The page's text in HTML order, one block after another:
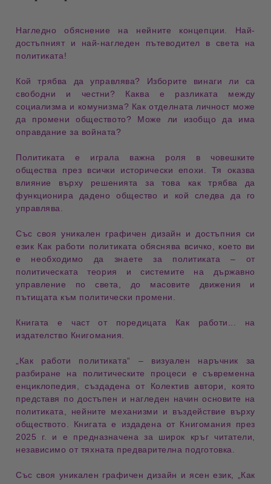
Нагледно обяснение на нейните концепции . Най-
достъпният и най-нагледен пътеводител
в света на
политиката!
Кой трябва дауправлява? Изборите винаги ли са
свободни и честни? Каква е разликата между
социализма и комунизма? Как отделната личност може
да промени обществото? Може ли изобщо да има
оправдание за войната?
Политиката
е играла важна роля в човешките
общества през всички исторически епохи
. Тя оказва
влияние върху решенията
за това как трябва да
функционира дадено общество и кой следва да го
управлява
Със своя уникален графичен дизайн и достъпния си
език Как работи политиката обяснява всичко, което ви
е необходимо да знаете за политиката
– от
политическата теория
исистемите на държавно
управление
по света, до масовите движения и
пътищата към политически промени
Книгата е част от поредицата Как работи...
на
издателство Книгомания
„Как работи политиката“ – визуален наръчник за
разбиране на политическите процеси е съвременна
енциклопедия, създадена от Колектив автори , която
представя по достъпен и нагледен начиносновите на
политиката
, нейните механизми и въздействие върху
обществото. Книгата е издадена от Книгомания през
2025 г.
и е предназначена за широк кръг читатели,
независимо от тяхната предварителна подготовка.
Със своя уникален графичен дизайн и ясен език
„Как